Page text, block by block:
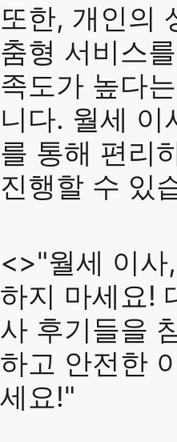
또한, 개인의
춤형 서비스
족도가 높다
니다. 월세 이
를 통해 편리
진행할 수 있
<>"월세 이사
하지 마세요!
사 후기들을
하고 안전한
세요!"